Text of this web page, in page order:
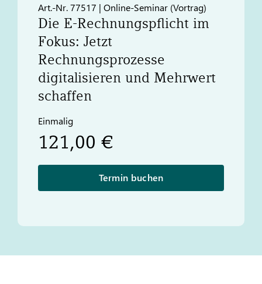
Art.-Nr. 77517 | Online-Seminar (Vortrag)​
Die E-Rechnungspflicht im
Fokus: Jetzt
Rechnungsprozesse
digitalisieren und Mehrwert
schaffen
Einmalig
121,00 €
Termin buchen